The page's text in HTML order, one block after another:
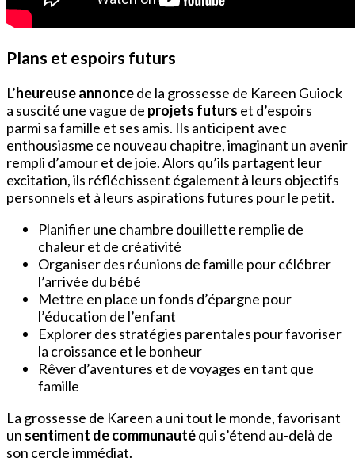
Plans et espoirs futurs
L’heureuse annoncede la grossesse de Kareen Guiock
a suscité une vague de projets futurs et d’espoirs
parmi sa famille et ses amis. Ils anticipent avec
enthousiasme ce nouveau chapitre, imaginant un avenir
rempli d’amour et de joie. Alors qu’ils partagent leur
excitation, ils réfléchissent également à leurs objectifs
personnels et à leurs aspirations futures pour le petit.
Planifier une chambre douillette remplie de
chaleur et de créativité
Organiser des réunions de famille pour célébrer
l’arrivée du bébé
Mettre en place un fonds d’épargne pour
l’éducation de l’enfant
Explorer des stratégies parentales pour favoriser
la croissance et le bonheur
Rêver d’aventures et de voyages en tant que
famille
La grossesse de Kareen a uni tout le monde, favorisant
un sentiment de communautéqui s’étend au-delà de
son cercle immédiat.